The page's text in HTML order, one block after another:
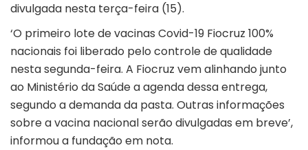
divulgada nesta terça-feira (15).
‘O primeiro lote de vacinas Covid-19 Fiocruz 100%
nacionais foi liberado pelo controle de qualidade
nesta segunda-feira. A Fiocruz vem alinhando junto
ao Ministério da Saúde a agenda dessa entrega,
segundo a demanda da pasta. Outras informações
sobre a vacina nacional serão divulgadas em breve’,
informou a fundação em nota.